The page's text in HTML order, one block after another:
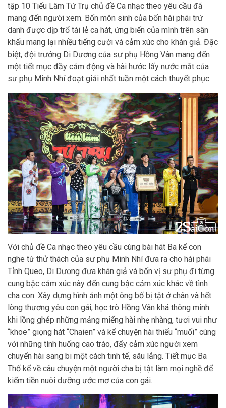
tập 10 Tiếu Lâm Tứ Trụ chủ đề Ca nhạc theo yêu cầu đã
mang đến người xem. Bốn môn sinh của bốn hài phái trứ
danh được dịp trổ tài lẻ ca hát, ứng biến của mình trên sân
khấu mang lại nhiều tiếng cười và cảm xúc cho khán giả. Đặc
biệt, đội trưởng Di Dương của sư phụ Hồng Vân mang đến
một tiết mục đầy cảm động và hài hước lấy nước mắt của
sư phụ Minh Nhí đoạt giải nhất tuần một cách thuyết phục.
Với chủ đề Ca nhạc theo yêu cầu cùng bài hát Ba kể con
nghe từ thử thách của sư phụ Minh Nhí đưa ra cho hài phái
Tỉnh Queo, Di Dương đưa khán giả và bốn vị sư phụ đi từng
cung bậc cảm xúc này đến cung bậc cảm xúc khác về tình
cha con. Xây dựng hình ảnh một ông bố bị tật ở chân và hết
lòng thương yêu con gái, học trò Hồng Vân khá thông minh
khi lồng ghép những mảng miếng hài nhẹ nhàng, tươi vui như
“khoe” giọng hát “Chaien” và kể chuyện hài thiếu “muối” cùng
với những tình huống cao trào, đẩy cảm xúc người xem
chuyển hài sang bi một cách tinh tế, sâu lắng. Tiết mục Ba
Thố kể về câu chuyện một người cha bị tật làm mọi nghề để
kiếm tiền nuôi dưỡng ước mơ của con gái.